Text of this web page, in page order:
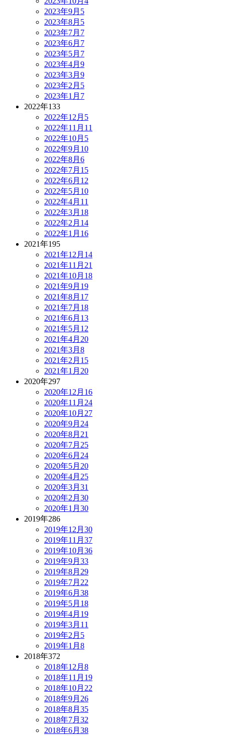
2023年9月 5
2023年8月 5
2023年7月 7
2023年6月 7
2023年5月 7
2023年4月 9
2023年3月 9
2023年2月 5
2023年1月 7
2022年133
2022年12月 5
2022年11月 11
2022年10月 5
2022年9月 10
2022年8月 6
2022年7月 15
2022年6月 12
2022年5月 10
2022年4月 11
2022年3月 18
2022年2月 14
2022年1月 16
2021年195
2021年12月 14
2021年11月 21
2021年10月 18
2021年9月 19
2021年8月 17
2021年7月 18
2021年6月 13
2021年5月 12
2021年4月 20
2021年3月 8
2021年2月 15
2021年1月 20
2020年297
2020年12月 16
2020年11月 24
2020年10月 27
2020年9月 24
2020年8月 21
2020年7月 25
2020年6月 24
2020年5月 20
2020年4月 25
2020年3月 31
2020年2月 30
2020年1月 30
2019年286
2019年12月 30
2019年11月 37
2019年10月 36
2019年9月 33
2019年8月 29
2019年7月 22
2019年6月 38
2019年5月 18
2019年4月 19
2019年3月 11
2019年2月 5
2019年1月 8
2018年372
2018年12月 8
2018年11月 19
2018年10月 22
2018年9月 26
2018年8月 35
2018年7月 32
2018年6月 38